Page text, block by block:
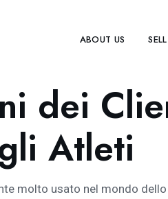
ABOUT US
dei
Atleti
molto usato nel mondo